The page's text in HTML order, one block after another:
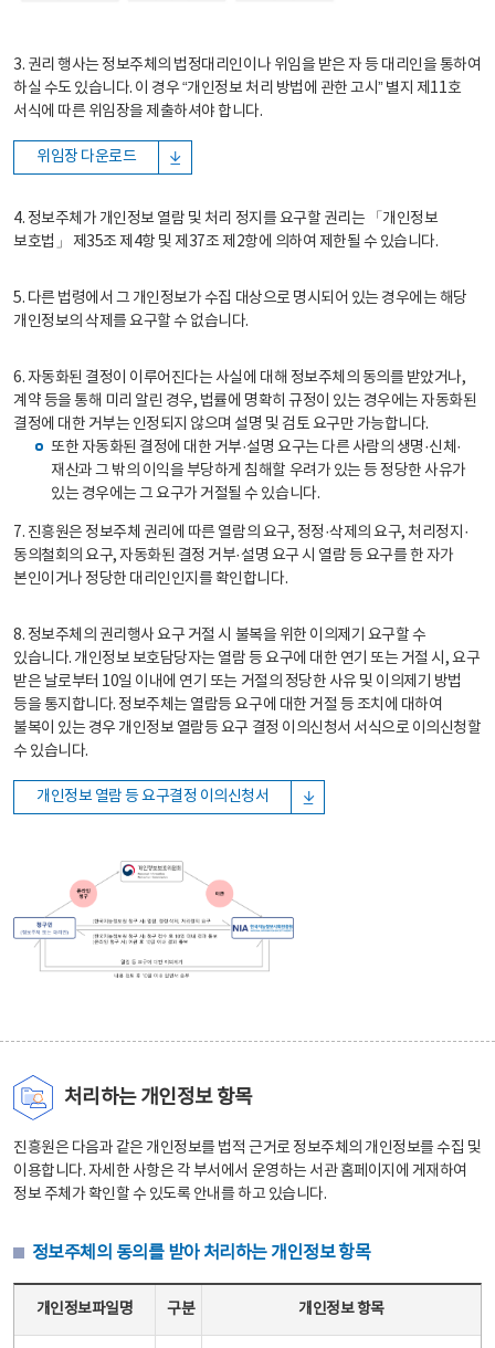
3. 권리 행사는 정보주체의 법정대리인이나 위임을 받은 자 등 대리인을 통하여
하실 수도 있습니다. 이 경우 “개인정보 처리 방법에 관한 고시” 별지 제11호
서식에 따른 위임장을 제출하셔야 합니다.
위임장 다운로드
4. 정보주체가 개인정보 열람 및 처리 정지를 요구할 권리는 「개인정보
보호법」 제35조 제4항 및 제37조 제2항에 의하여 제한될 수 있습니다.
5. 다른 법령에서 그 개인정보가 수집 대상으로 명시되어 있는 경우에는 해당
개인정보의 삭제를 요구할 수 없습니다.
6. 자동화된 결정이 이루어진다는 사실에 대해 정보주체의 동의를 받았거나,
계약 등을 통해 미리 알린 경우, 법률에 명확히 규정이 있는 경우에는 자동화된
결정에 대한 거부는 인정되지 않으며 설명 및 검토 요구만 가능합니다.
또한 자동화된 결정에 대한 거부·설명 요구는 다른 사람의 생명·신체·
재산과 그 밖의 이익을 부당하게 침해할 우려가 있는 등 정당한 사유가
있는 경우에는 그 요구가 거절될 수 있습니다.
7. 진흥원은 정보주체 권리에 따른 열람의 요구, 정정·삭제의 요구, 처리정지·
동의철회의 요구, 자동화된 결정 거부·설명 요구 시 열람 등 요구를 한 자가
본인이거나 정당한 대리인인지를 확인합니다.
8. 정보주체의 권리행사 요구 거절 시 불복을 위한 이의제기 요구할 수
있습니다. 개인정보 보호담당자는 열람 등 요구에 대한 연기 또는 거절 시, 요구
받은 날로부터 10일 이내에 연기 또는 거절의 정당한 사유 및 이의제기 방법
등을 통지합니다. 정보주체는 열람등 요구에 대한 거절 등 조치에 대하여
불복이 있는 경우 개인정보 열람등 요구 결정 이의신청서 서식으로 이의신청할
수 있습니다.
개인정보 열람 등 요구결정 이의신청서
처리하는 개인정보 항목
진흥원은 다음과 같은 개인정보를 법적 근거로 정보주체의 개인정보를 수집 및
이용합니다. 자세한 사항은 각 부서에서 운영하는 서관 홈페이지에 게재하여
정보 주체가 확인할 수 있도록 안내를 하고 있습니다.
정보주체의 동의를 받아 처리하는 개인정보 항목
개인정보파일명 구분 개인정보 항목